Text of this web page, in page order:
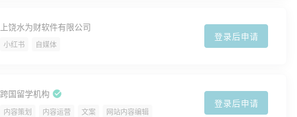
上饶水为财软件有限公司
小红书 自媒体
登录后申请
跨国留学机构
内容策划 内容运营 文案 网站内容编辑
登录后申请